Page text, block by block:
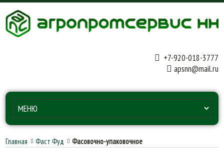
+7-920-018-3777
apsnn@mail.ru
Главная Фаст Фуд Фасовочно-упаковочное